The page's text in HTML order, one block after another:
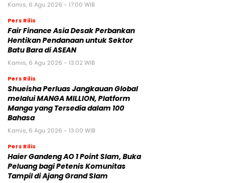
Kamis, 6 Agu 2026 - 17:00 WIB
Pers Rilis
Fair Finance Asia Desak Perbankan
Hentikan Pendanaan untuk Sektor
Batu Bara di ASEAN
Kamis, 6 Agu 2026 - 13:02 WIB
Pers Rilis
Shueisha Perluas Jangkauan Global
melalui MANGA MILLION, Platform
Manga yang Tersedia dalam 100
Bahasa
Kamis, 6 Agu 2026 - 13:00 WIB
Pers Rilis
Haier Gandeng AO 1 Point Slam, Buka
Peluang bagi Petenis Komunitas
Tampil di Ajang Grand Slam